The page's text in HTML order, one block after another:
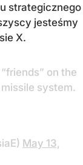
strategicznego
jesteśmy
X.
on the
system.
May 13,